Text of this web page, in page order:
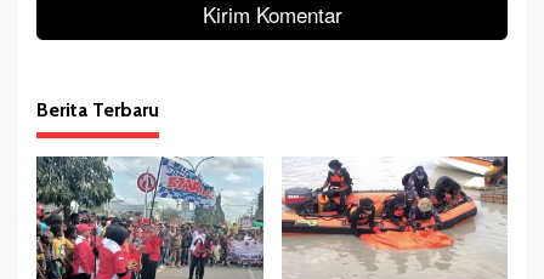
Berita Terbaru